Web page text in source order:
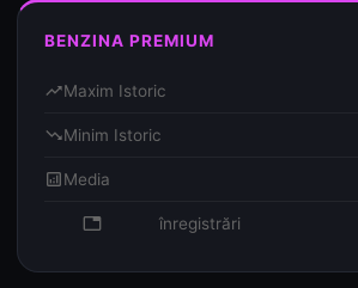
BENZINA PREMIUM
trending_upMaxim Istoric
trending_downMinim Istoric
analyticsMedia
database înregistrări